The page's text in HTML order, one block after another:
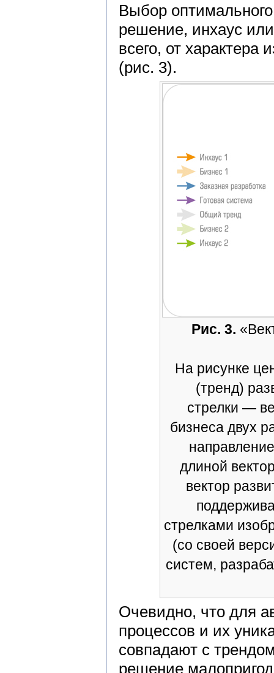
Выбор
решение, инхаус
всего, от
(рис. 3).
Рис. 3.
На рисунке
(тренд)
стрелки —
бизнеса двух
длиной
вектор
стрелками
(со своей
систем,
Очевидно, что для
процессов и их
совпадают с
решение